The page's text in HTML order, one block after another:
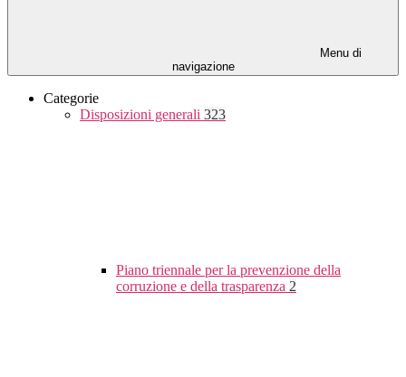
Menu di
navigazione
Categorie
Disposizioni generali 323
Piano triennale per la prevenzione della
corruzione e della trasparenza 2